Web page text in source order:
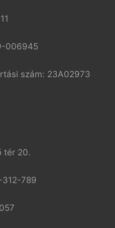
006945
szám: 23A02973
tér 20.
789